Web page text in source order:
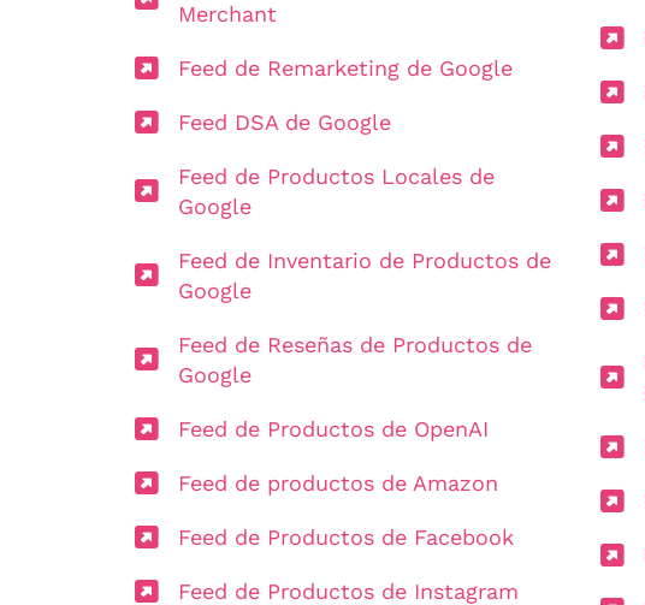
Merchant
Feed de Remarketing de Google
Feed DSA de Google
Feed de Productos Locales de
Google
Feed de Inventario de Productos de
Google
Feed de Reseñas de Productos de
Google
Feed de Productos de OpenAI
Feed de productos de Amazon
Feed de Productos de Facebook
Feed de Productos de Instagram